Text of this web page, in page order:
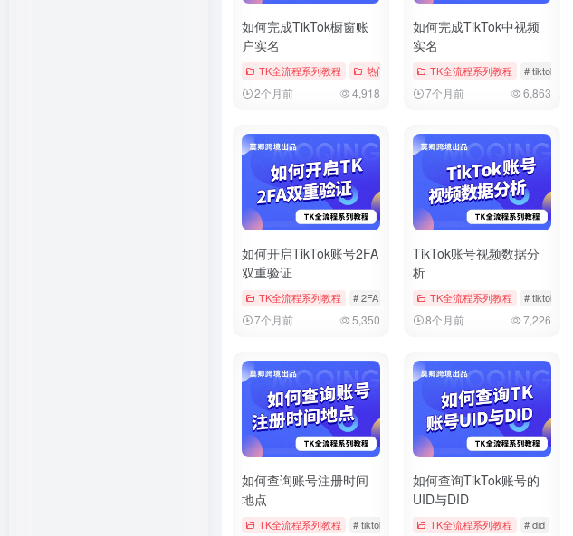
如何完成TikTok橱窗账
户实名
TK全流程系列教程 热门文章 # tiktok # 实名 # 实名认证
2个月前 4,918
如何完成TikTok中视频
实名
TK全流程系列教程 # tiktok
7个月前 6,863
如何开启TikTok账号2FA
双重验证
TK全流程系列教程 # 2FA # tiktok # 双重验证
7个月前 5,350
TikTok账号视频数据分
析
TK全流程系列教程 # tiktok
8个月前 7,226
如何查询账号注册时间
地点
TK全流程系列教程 # tiktok # 注册时间 # 账号信息
如何查询TikTok账号的
UID与DID
TK全流程系列教程 # did